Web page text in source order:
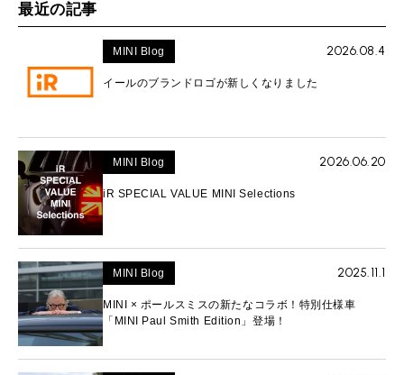
最近の記事
MINI Blog 2026.08.4
イールのブランドロゴが新しくなりました
MINI Blog 2026.06.20
iR SPECIAL VALUE MINI Selections
MINI Blog 2025.11.1
MINI × ポールスミスの新たなコラボ！特別仕様車
「MINI Paul Smith Edition」登場！